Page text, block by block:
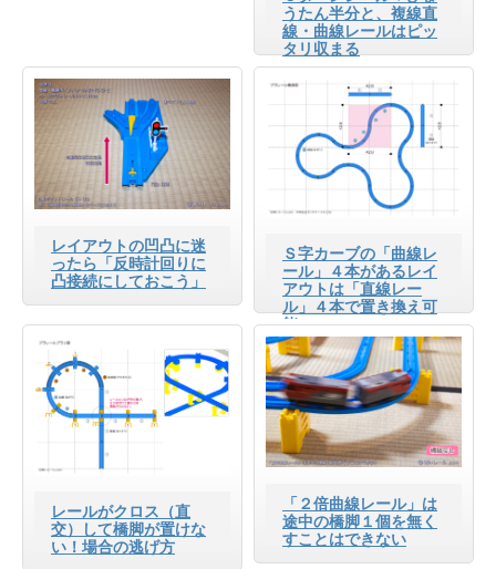
うたん半分と、複線直
線・曲線レールはピッ
タリ収まる
レイアウトの凹凸に迷
ったら「反時計回りに
凸接続にしておこう」
Ｓ字カーブの「曲線レ
ール」４本があるレイ
アウトは「直線レー
ル」４本で置き換え可
能
レールがクロス（直
交）して橋脚が置けな
い！場合の逃げ方
「２倍曲線レール」は
途中の橋脚１個を無く
すことはできない